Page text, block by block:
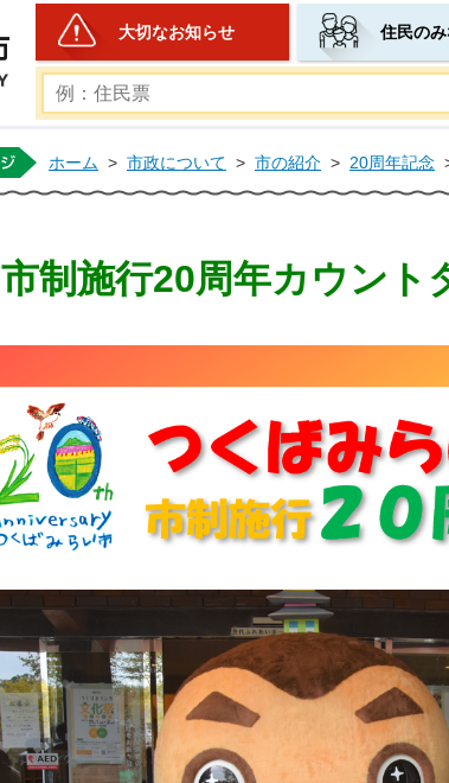
つくばみらい市公式ホームページ
大切なお知らせ 住民の
ホーム > 市政について > 市の紹介 > 20周年記念
市制施行20周年カウント